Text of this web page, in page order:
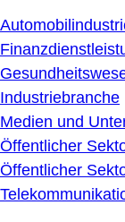
Industriebranche
Medien und
Öffentlicher
Öffentlicher